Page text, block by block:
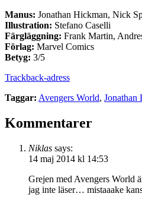
Manus: Jonathan Hickman, Nick
Illustration: Stefano Caselli
Färgläggning: Frank Martin,
Förlag: Marvel Comics
Betyg: 3/5
Trackback-adress
Taggar: Avengers World, Jonathan
Kommentarer
Niklas says:
14 maj 2014 kl 14:53
Grejen med Avengers World
jag inte läser… mistaaake